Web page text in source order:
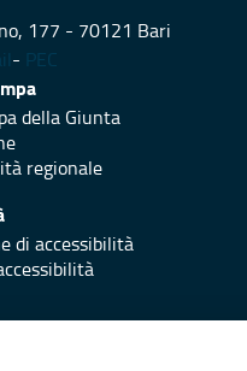
177 - 70121 Bari
- PEC
della Giunta
regionale
di accessibilità